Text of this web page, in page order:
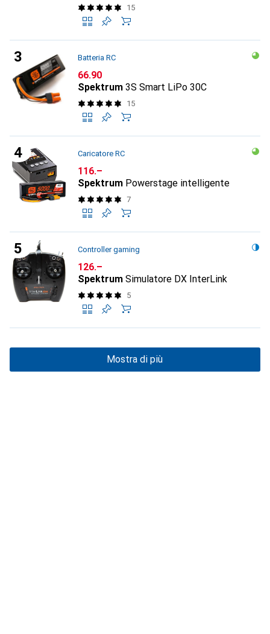
15
Batteria RC
CHF
66.90
Spektrum 3S Smart LiPo 30C
15
Caricatore RC
CHF
116.–
Spektrum Powerstage intelligente
7
Controller gaming
CHF
126.–
Spektrum Simulatore DX InterLink
5
Mostra di più